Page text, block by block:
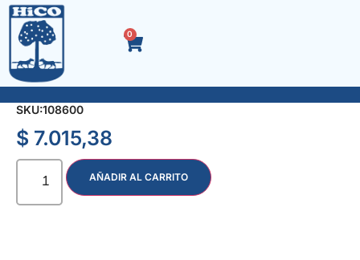
0
RESISTENCIA P/SOLDADOR 100 W
SKU:108600
$ 7.015,38
AÑADIR AL CARRITO